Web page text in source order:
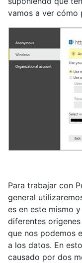
vamos a ver cómo
Para trabajar con
general
es en este mismo
diferentes
que nos podemos
a los datos. En
causado por dos